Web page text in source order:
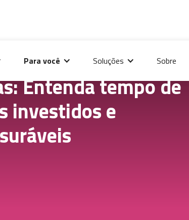
Para você Soluções Sobre
Entenda tempo de
investidos e